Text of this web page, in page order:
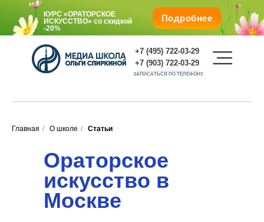
Подробнее
Подарите любимым обучение со
КУРС «ОРАТОРСКОЕ
ИСКУССТВО»со
скидкой-20%
КУРС «ОРАТОРСКОЕ
ИСКУССТВО» со скидкой
-20%
Г. Москва, м. Октябрьская, Ленинский пр., 1/2, корп.
1.
+7 (495) 722-03-29
+7 (903) 722-03-29
ЗАПИСАТЬСЯ ПО ТЕЛЕФОНУ
Главная / О школе / Статьи
Ораторское
искусство в
Москве